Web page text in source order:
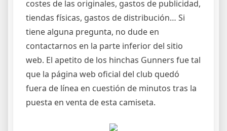
costes de las originales, gastos de publicidad,
tiendas físicas, gastos de distribución… Si
tiene alguna pregunta, no dude en
contactarnos en la parte inferior del sitio
web. El apetito de los hinchas Gunners fue tal
que la página web oficial del club quedó
fuera de línea en cuestión de minutos tras la
puesta en venta de esta camiseta.